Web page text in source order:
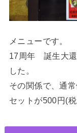
メニューです。
17周年 誕生大還
した。
その関係で、通
セットが500円(